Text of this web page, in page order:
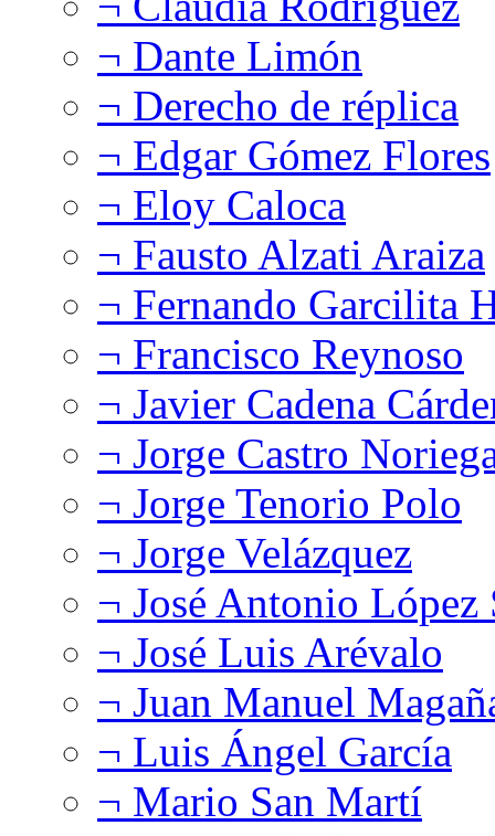
¬ Dante Limón
¬ Derecho de réplica
¬ Edgar Gómez Flores
¬ Eloy Caloca
¬ Fausto Alzati Araiza
¬ Fernando Garcilita
¬ Francisco Reynoso
¬ Javier Cadena
¬ Jorge Castro
¬ Jorge Tenorio Polo
¬ Jorge Velázquez
¬ José Antonio López
¬ José Luis Arévalo
¬ Juan Manuel
¬ Luis Ángel García
¬ Mario San Martí